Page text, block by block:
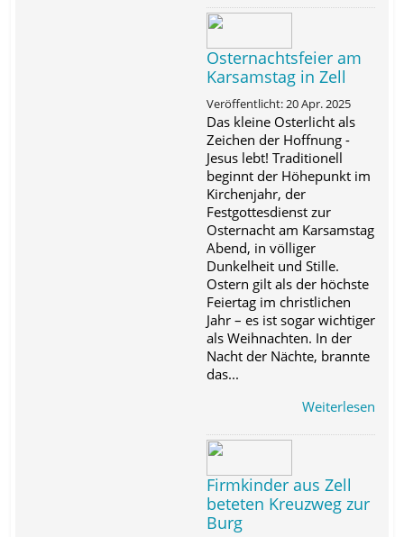
Osternachtsfeier am
Karsamstag in Zell
Veröffentlicht: 20 Apr. 2025
Das kleine Osterlicht als
Zeichen der Hoffnung -
Jesus lebt! Traditionell
beginnt der Höhepunkt im
Kirchenjahr, der
Festgottesdienst zur
Osternacht am Karsamstag
Abend, in völliger
Dunkelheit und Stille.
Ostern gilt als der höchste
Feiertag im christlichen
Jahr – es ist sogar wichtiger
als Weihnachten. In der
Nacht der Nächte, brannte
das...
Weiterlesen
Firmkinder aus Zell
beteten Kreuzweg zur
Burg